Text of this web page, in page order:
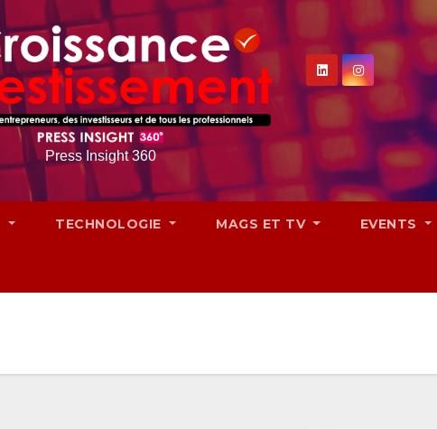
Press Insight 360
TECHNOLOGIE MAGS ET TV EVENTS